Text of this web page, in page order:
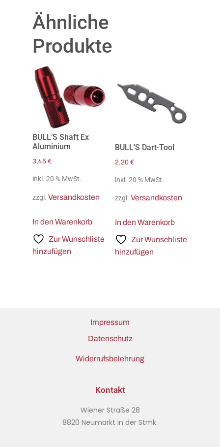
Ähnliche
Produkte
BULL’S Shaft Ex
Aluminium
3,45 €
inkl. 20 % MwSt.
zzgl. Versandkosten
In den Warenkorb
Zur Wunschliste
hinzufügen
BULL’S Dart-Tool
2,20 €
inkl. 20 % MwSt.
zzgl. Versandkosten
In den Warenkorb
Zur Wunschliste
hinzufügen
Impressum
Datenschutz
Widerrufsbelehrung
Kontakt
Wiener Straße 28
8820 Neumarkt in der Stmk.